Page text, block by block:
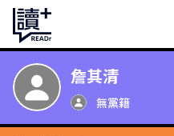
詹其清
無黨籍